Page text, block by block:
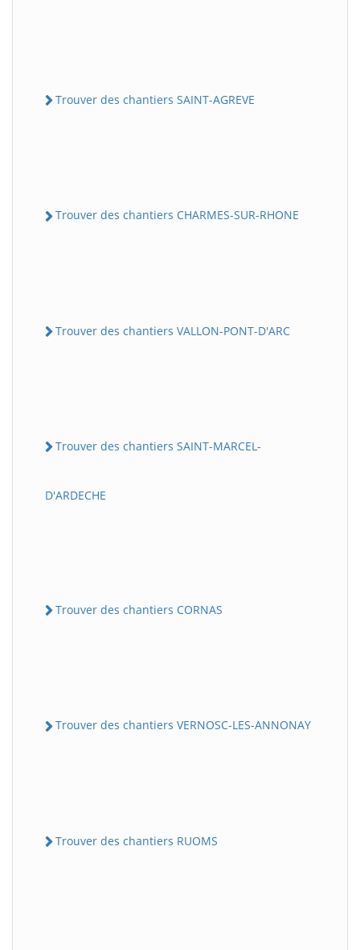
Trouver des chantiers SAINT-AGREVE
Trouver des chantiers CHARMES-SUR-RHONE
Trouver des chantiers VALLON-PONT-D'ARC
Trouver des chantiers SAINT-MARCEL-
D'ARDECHE
Trouver des chantiers CORNAS
Trouver des chantiers VERNOSC-LES-ANNONAY
Trouver des chantiers RUOMS